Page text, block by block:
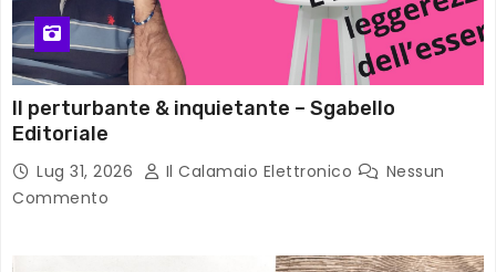
Il perturbante & inquietante – Sgabello
Editoriale
Lug 31, 2026 Il Calamaio Elettronico
Nessun
Commento